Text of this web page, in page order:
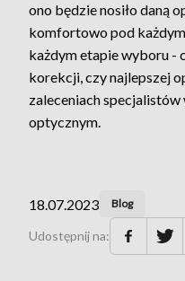
ono będzie nosiło daną
komfortowo pod
każdym etapie wyboru -
korekcji, czy najlepszej
zaleceniach
optycznym.
18.07.2023 Blog
Udostępnij na: